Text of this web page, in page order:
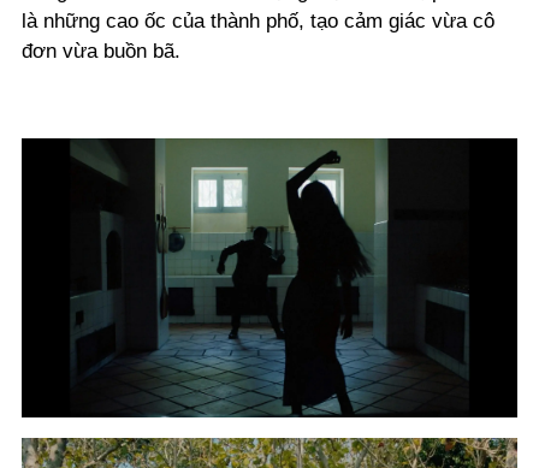
là những cao ốc của thành phố, tạo cảm giác vừa cô
đơn vừa buồn bã.